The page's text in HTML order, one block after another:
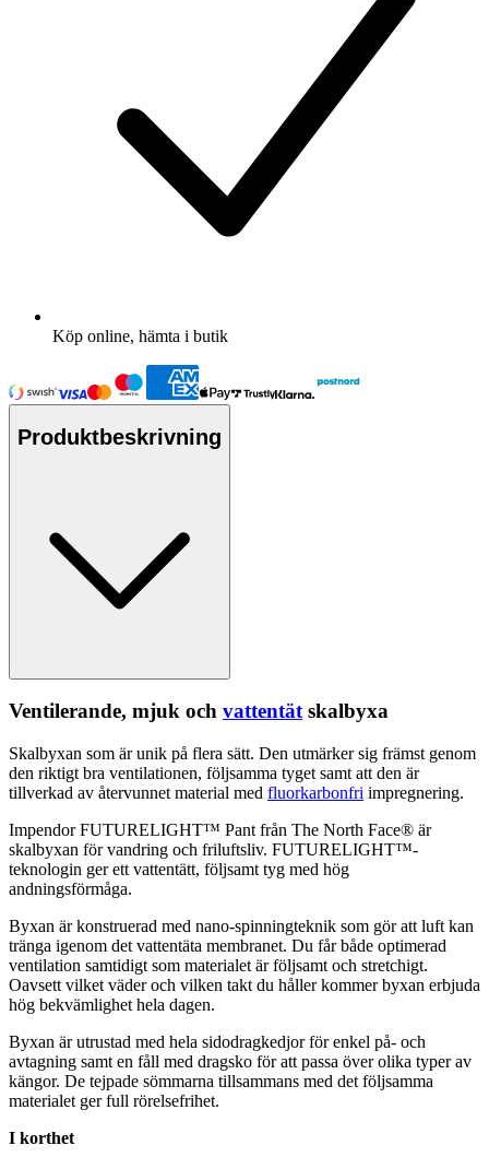
Köp online, hämta i butik
Produktbeskrivning
Ventilerande, mjuk och vattentätskalbyxa
Skalbyxan som är unik på flera sätt. Den utmärker sig främst genom
den riktigt bra ventilationen, följsamma tyget samt att den är
tillverkad av återvunnet material med fluorkarbonfri impregnering.
Impendor FUTURELIGHT™ Pant från The North Face® är
skalbyxan för vandring och friluftsliv. FUTURELIGHT™-
teknologin ger ett vattentätt, följsamt tyg med hög
andningsförmåga.
Byxan är konstruerad med nano-spinningteknik som gör att luft kan
tränga igenom det vattentäta membranet. Du får både optimerad
ventilation samtidigt som materialet är följsamt och stretchigt.
Oavsett vilket väder och vilken takt du håller kommer byxan erbjuda
hög bekvämlighet hela dagen.
Byxan är utrustad med hela sidodragkedjor för enkel på- och
avtagning samt en fåll med dragsko för att passa över olika typer av
kängor. De tejpade sömmarna tillsammans med det följsamma
materialet ger full rörelsefrihet.
I korthet